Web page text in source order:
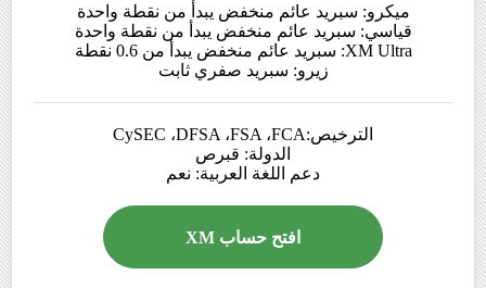
ميكرو: سبريد عائم منخفض يبدأ من نقطة واحدة
قياسي: سبريد عائم منخفض يبدأ من نقطة واحدة
XM Ultra: سبريد عائم منخفض يبدأ من 0.6 نقطة
زيرو: سبريد صفري ثابت
الترخيص:CySEC ،DFSA ،FSA ،FCA
الدولة: قبرص
دعم اللغة العربية: نعم
افتح حساب XM